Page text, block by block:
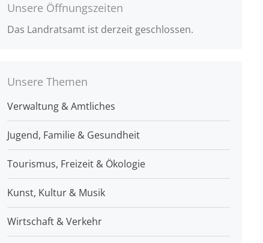
Unsere Öffnungszeiten
Das Landratsamt ist derzeit geschlossen.
Unsere Themen
Verwaltung & Amtliches
Jugend, Familie & Gesundheit
Tourismus, Freizeit & Ökologie
Kunst, Kultur & Musik
Wirtschaft & Verkehr